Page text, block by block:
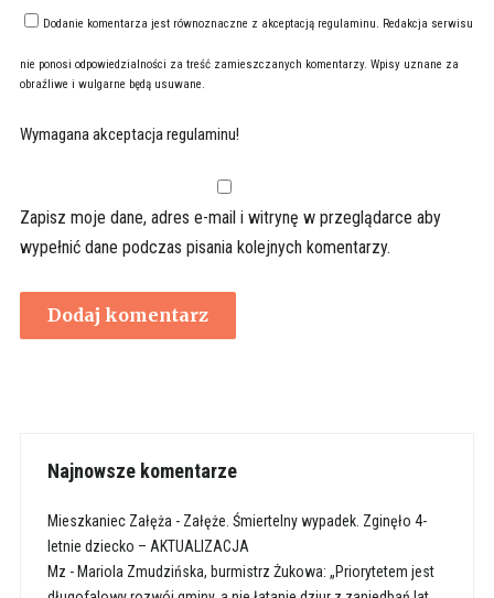
Dodanie komentarza jest równoznaczne z akceptacją regulaminu. Redakcja serwisu
nie ponosi odpowiedzialności za treść zamieszczanych komentarzy. Wpisy uznane za
obraźliwe i wulgarne będą usuwane.
Wymagana akceptacja regulaminu!
Zapisz moje dane, adres e-mail i witrynę w przeglądarce aby
wypełnić dane podczas pisania kolejnych komentarzy.
Najnowsze komentarze
Mieszkaniec Załęża - Załęże. Śmiertelny wypadek. Zginęło 4-
letnie dziecko – AKTUALIZACJA
Mz - Mariola Zmudzińska, burmistrz Żukowa: „Priorytetem jest